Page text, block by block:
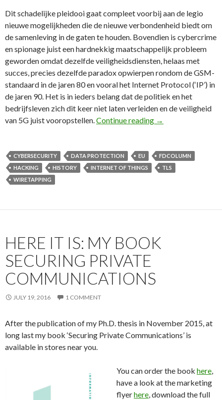
Dit schadelijke pleidooi gaat compleet voorbij aan de legio
nieuwe mogelijkheden die de nieuwe verbondenheid biedt om
de samenleving in de gaten te houden. Bovendien is cybercrime
en spionage juist een hardnekkig maatschappelijk probleem
geworden omdat dezelfde veiligheidsdiensten, helaas met
succes, precies dezelfde paradox opwierpen rondom de GSM-
standaard in de jaren 80 en vooral het Internet Protocol (‘IP’) in
de jaren 90. Het is in ieders belang dat de politiek en het
bedrijfsleven zich dit keer niet laten verleiden en de veiligheid
van 5G juist vooropstellen.Continue reading 67e FD Column:
→
CYBERSECURITY DATA PROTECTION EU
FDCOLUMN
HACKING
HISTORY INTERNET OF THINGS
TLS
WIRETAPPING
HERE IT IS: MY BOOK
SECURING PRIVATE
COMMUNICATIONS
JULY 19, 2016 1 COMMENT
After the publication of my Ph.D. thesis in November 2015, at
long last my book ‘Securing Private Communications’ is
available in stores near you.
You can order the book here,
have a look at the marketing
flyerhere, download the full